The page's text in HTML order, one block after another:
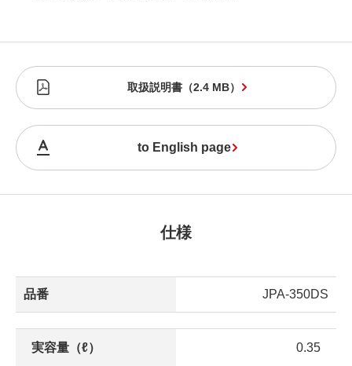
取扱説明書 （2.4 MB）
to English page
仕様
品番 JPA-350DS
実容量（ℓ） 0.35